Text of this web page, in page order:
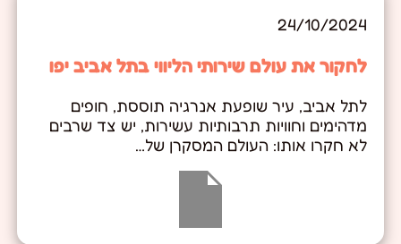
24/10/2024
לחקור את עולם שירותי הליווי בתל אביב יפו
לתל אביב, עיר שופעת אנרגיה תוססת, חופים
מדהימים וחוויות תרבותיות עשירות, יש צד שרבים
לא חקרו אותו: העולם המסקרן של…